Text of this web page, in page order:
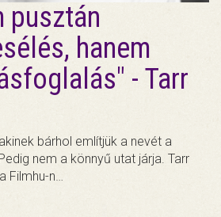
pusztán
hanem
- Tarr
bárhol említjük a nevét a
nem a könnyű utat járja. Tarr
Filmhu-n…